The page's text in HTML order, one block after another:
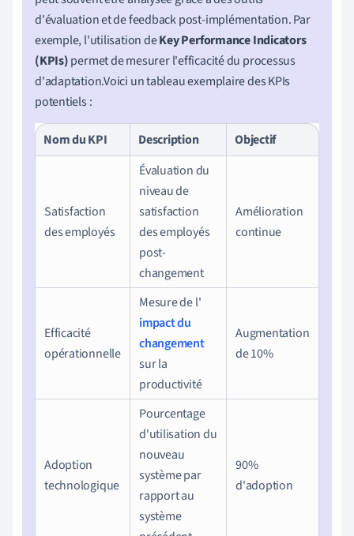
d'évaluation et de feedback post-implémentation. Par
exemple, l'utilisation deKey Performance Indicators
(KPIs)permet de mesurer l'efficacité du processus
d'adaptation.Voici un tableau exemplaire des KPIs
potentiels :
Nom du KPI Description Objectif
Satisfaction
des employés
Évaluation du
niveau de
satisfaction
des employés
post-
changement
Amélioration
continue
Efficacité
opérationnelle
Mesure de l'
impact du
changement
sur la
productivité
Augmentation
de 10%
Adoption
technologique
Pourcentage
d'utilisation du
nouveau
système par
rapport au
système
90%
d'adoption